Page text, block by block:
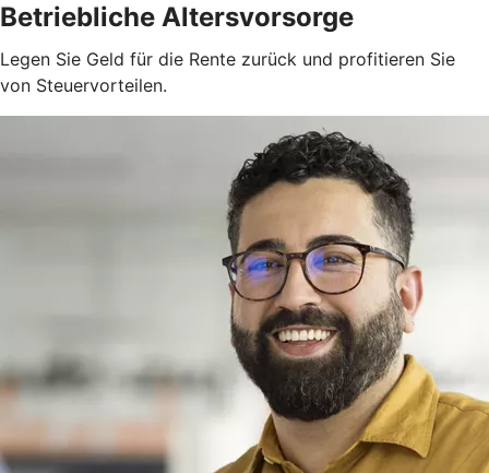
Betriebliche Altersvorsorge
Legen Sie Geld für die Rente zurück und profitieren Sie
von Steuervorteilen.